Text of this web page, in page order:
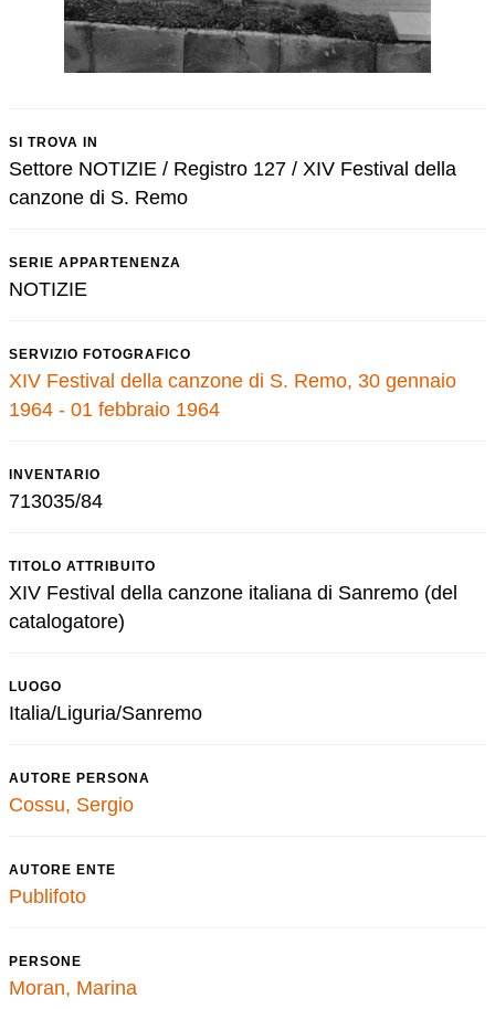
SI TROVA IN
Settore NOTIZIE / Registro 127 / XIV Festival della
canzone di S. Remo
SERIE APPARTENENZA
NOTIZIE
SERVIZIO FOTOGRAFICO
XIV Festival della canzone di S. Remo, 30 gennaio
1964 - 01 febbraio 1964
INVENTARIO
713035/84
TITOLO ATTRIBUITO
XIV Festival della canzone italiana di Sanremo (del
catalogatore)
LUOGO
Italia/Liguria/Sanremo
AUTORE PERSONA
Cossu, Sergio
AUTORE ENTE
Publifoto
PERSONE
Moran, Marina